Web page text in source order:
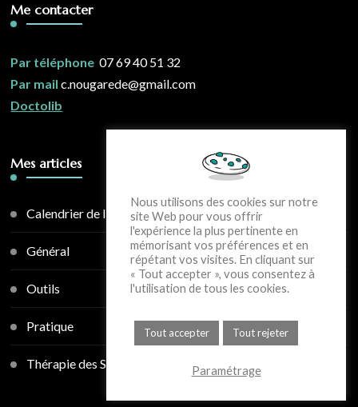
Me contacter
Par téléphone 07 69 40 51 32
Par mail c.nougarede@gmail.com
Doctolib
Mes articles
Calendrier de l'avent
Général
Outils
Pratique
Thérapie des Schémas
Nous utilisons des cookies sur notre
site Web pour vous offrir
l'expérience la plus pertinente en
mémorisant vos préférences et en
répétant vos visites. En cliquant sur
« Tout accepter », vous consentez à
l'utilisation de tous les cookies.
Tout accepter Tout rejeter
Paramétrage